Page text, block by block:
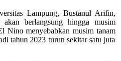
Lampung, Bustanul Arifin,
berlangsung hingga musim
Nino menyebabkan musim tanam
tahun 2023 turun sekitar satu juta